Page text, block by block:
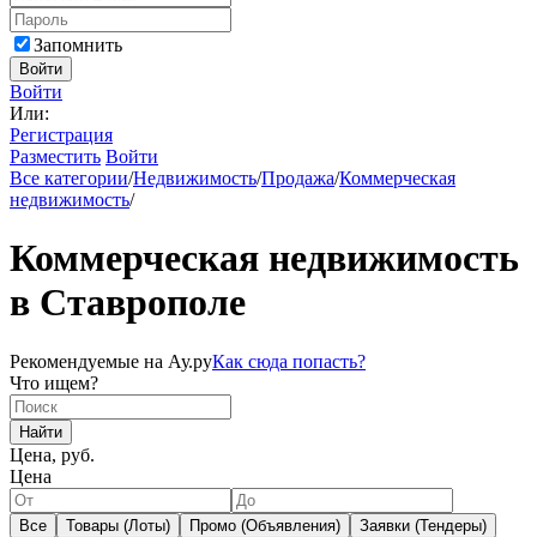
Запомнить
Войти
Войти
Или:
Регистрация
Разместить Войти
Все категории/Недвижимость/Продажа/Коммерческая
недвижимость/
Коммерческая недвижимость
в Ставрополе
Рекомендуемые на Ау.руКак сюда попасть?
Что ищем?
Найти
Цена, руб.
Цена
Все Товары (Лоты) Промо (Объявления)
Заявки (Тендеры)